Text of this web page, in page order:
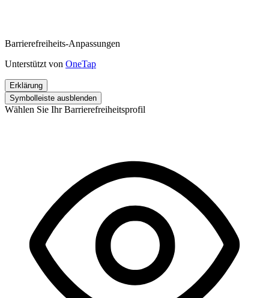
Barrierefreiheits-Anpassungen
Unterstützt von OneTap
Erklärung
Symbolleiste ausblenden
Wählen Sie Ihr Barrierefreiheitsprofil